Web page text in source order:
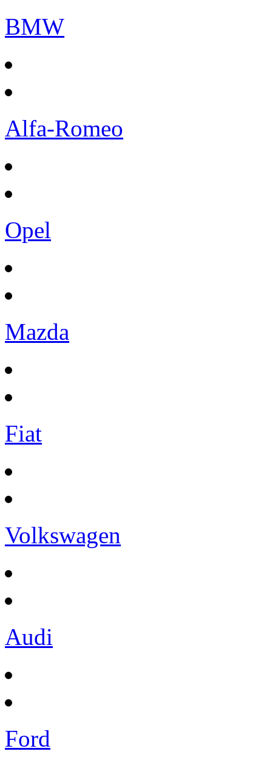
BMW
Alfa-Romeo
Opel
Mazda
Fiat
Volkswagen
Audi
Ford